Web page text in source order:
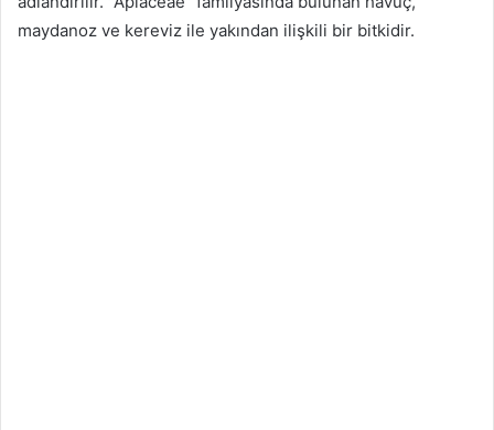
maydanoz ve kereviz ile yakından ilişkili bir bitkidir.